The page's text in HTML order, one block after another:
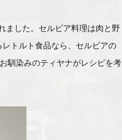
ました。セルビア料理は肉と野
トルト食品なら、セルビアの
馴染みのティヤナがレシピを考